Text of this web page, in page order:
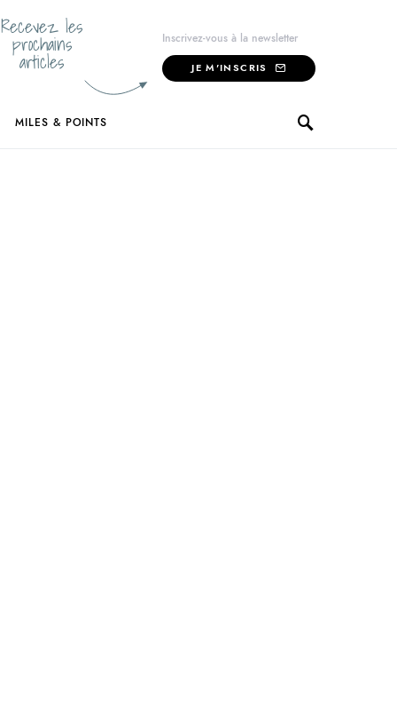
Recevez les
prochains
articles
Inscrivez-vous à la newsletter
JE M'INSCRIS
MILES & POINTS